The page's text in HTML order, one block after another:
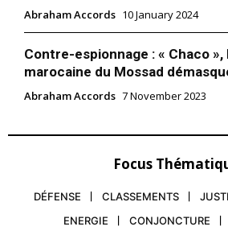
Abraham Accords 10 January 2024
Contre-espionnage : « Chaco
marocaine du Mossad
Abraham Accords 7 November 2023
Focus
DÉFENSE CLASSEMENTS
ENERGIE
CONJONCTURE